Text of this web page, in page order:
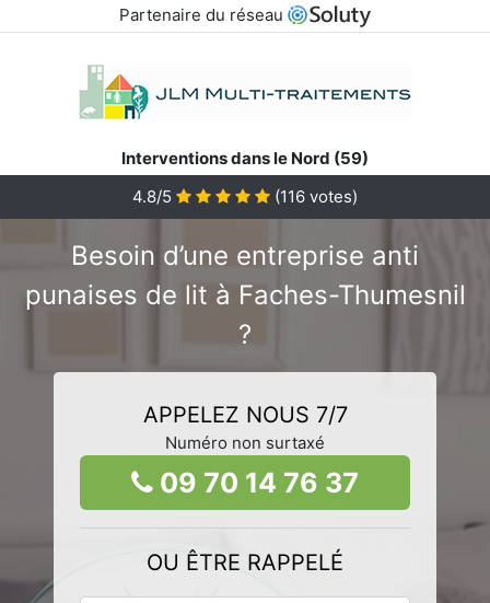
Partenaire du réseau
Interventions dans le Nord (59)
4.8/5
(116 votes)
Besoin d’une entreprise anti
punaises de lit à Faches-Thumesnil
?
APPELEZ NOUS 7/7
Numéro non surtaxé
09 70 14 76 37
OU ÊTRE RAPPELÉ